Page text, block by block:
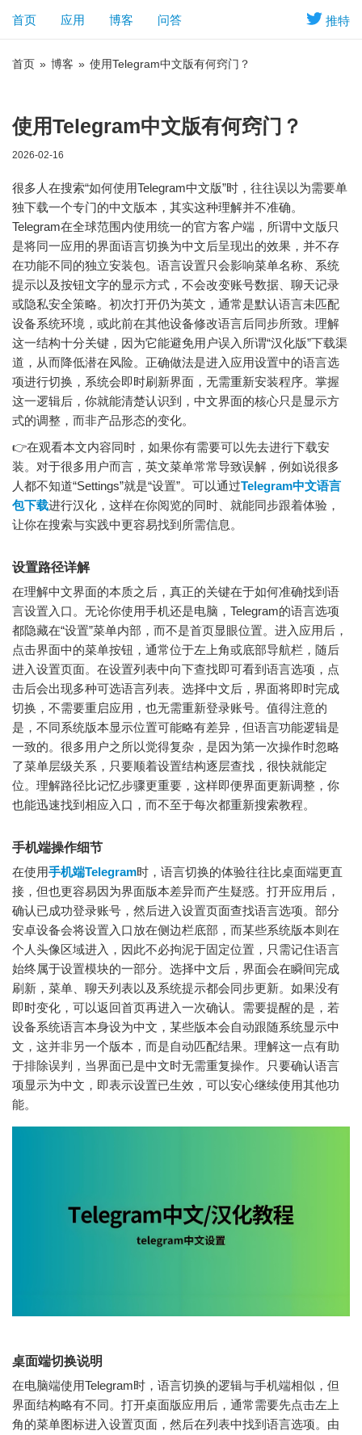
推特
首页 应用 博客 问答
首页 » 博客 » 使用Telegram中文版有何窍门？
使用Telegram中文版有何窍门？
2026-02-16
很多人在搜索“如何使用Telegram中文版”时，往往误以为需要单
独下载一个专门的中文版本，其实这种理解并不准确。
Telegram在全球范围内使用统一的官方客户端，所谓中文版只
是将同一应用的界面语言切换为中文后呈现出的效果，并不存
在功能不同的独立安装包。语言设置只会影响菜单名称、系统
提示以及按钮文字的显示方式，不会改变账号数据、聊天记录
或隐私安全策略。初次打开仍为英文，通常是默认语言未匹配
设备系统环境，或此前在其他设备修改语言后同步所致。理解
这一结构十分关键，因为它能避免用户误入所谓“汉化版”下载渠
道，从而降低潜在风险。正确做法是进入应用设置中的语言选
项进行切换，系统会即时刷新界面，无需重新安装程序。掌握
这一逻辑后，你就能清楚认识到，中文界面的核心只是显示方
式的调整，而非产品形态的变化。
👉在观看本文内容同时，如果你有需要可以先去进行下载安
装。对于很多用户而言，英文菜单常常导致误解，例如说很多
人都不知道“Settings”就是“设置”。可以通过Telegram中文语言
包下载进行汉化，这样在你阅览的同时、就能同步跟着体验，
让你在搜索与实践中更容易找到所需信息。
设置路径详解
在理解中文界面的本质之后，真正的关键在于如何准确找到语
言设置入口。无论你使用手机还是电脑，Telegram的语言选项
都隐藏在“设置”菜单内部，而不是首页显眼位置。进入应用后，
点击界面中的菜单按钮，通常位于左上角或底部导航栏，随后
进入设置页面。在设置列表中向下查找即可看到语言选项，点
击后会出现多种可选语言列表。选择中文后，界面将即时完成
切换，不需要重启应用，也无需重新登录账号。值得注意的
是，不同系统版本显示位置可能略有差异，但语言功能逻辑是
一致的。很多用户之所以觉得复杂，是因为第一次操作时忽略
了菜单层级关系，只要顺着设置结构逐层查找，很快就能定
位。理解路径比记忆步骤更重要，这样即便界面更新调整，你
也能迅速找到相应入口，而不至于每次都重新搜索教程。
手机端操作细节
在使用手机端Telegram时，语言切换的体验往往比桌面端更直
接，但也更容易因为界面版本差异而产生疑惑。打开应用后，
确认已成功登录账号，然后进入设置页面查找语言选项。部分
安卓设备会将设置入口放在侧边栏底部，而某些系统版本则在
个人头像区域进入，因此不必拘泥于固定位置，只需记住语言
始终属于设置模块的一部分。选择中文后，界面会在瞬间完成
刷新，菜单、聊天列表以及系统提示都会同步更新。如果没有
即时变化，可以返回首页再进入一次确认。需要提醒的是，若
设备系统语言本身设为中文，某些版本会自动跟随系统显示中
文，这并非另一个版本，而是自动匹配结果。理解这一点有助
于排除误判，当界面已是中文时无需重复操作。只要确认语言
项显示为中文，即表示设置已生效，可以安心继续使用其他功
能。
桌面端切换说明
在电脑端使用Telegram时，语言切换的逻辑与手机端相似，但
界面结构略有不同。打开桌面版应用后，通常需要先点击左上
角的菜单图标进入设置页面，然后在列表中找到语言选项。由